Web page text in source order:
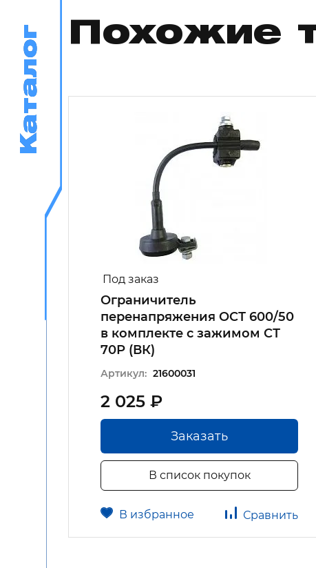
Каталог
Каталог Похожие
Под заказ
Ограничитель
перенапряжения ОСТ 600/50
в комплекте с зажимом СТ
70Р (ВК)
Артикул: 21600031
2 025 ₽
Заказать
В список покупок
В избранное Сравнить